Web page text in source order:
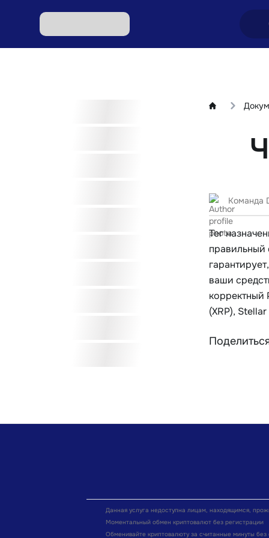
Обмен
Команда
Тег
правильный
ваши
корректный
(XRP),
Данная услуга недоступна лицам, находящимся,
Моментальный обмен криптовалют без регистрации
Обменивайте криптовалюту за считанные минуты